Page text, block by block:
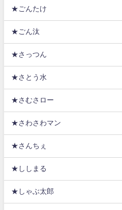
★ごんたけ
★ごん汰
★さっつん
★さとう水
★さむさロー
★さわさわマン
★さんちぇ
★ししまる
★しゃぶ太郎